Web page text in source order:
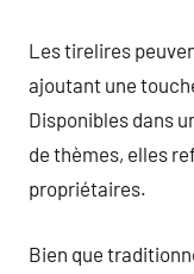
Les tirelires
ajoutant une
Disponibles dans
de thèmes, elles
propriétaires.
Bien que